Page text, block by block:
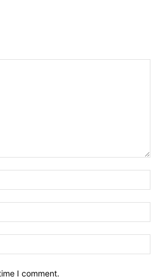
I comment.